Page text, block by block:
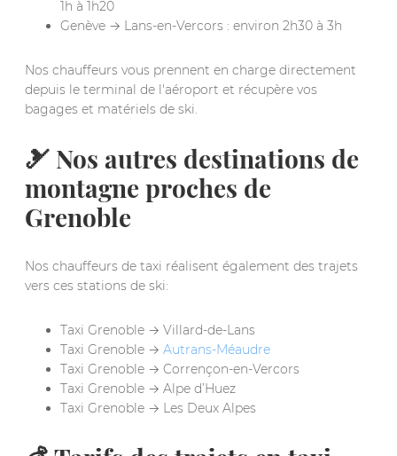
1h à 1h20
Genève → Lans-en-Vercors : environ 2h30 à 3h
Nos chauffeurs vous prennent en charge directement
depuis le terminal de l'aéroport et récupère vos
bagages et matériels de ski.
🎿 Nos autres destinations de
montagne proches de
Grenoble
Nos chauffeurs de taxi réalisent également des trajets
vers ces stations de ski:
Taxi Grenoble → Villard-de-Lans
Taxi Grenoble → Autrans-Méaudre
Taxi Grenoble → Corrençon-en-Vercors
Taxi Grenoble → Alpe d’Huez
Taxi Grenoble → Les Deux Alpes